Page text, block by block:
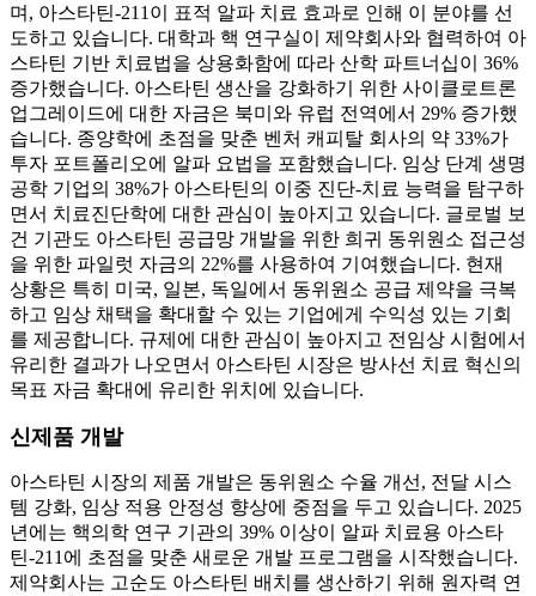
며, 아스타틴-211이 표적 알파 치료 효과로 인해 이 분야를 선
도하고 있습니다. 대학과 핵 연구실이 제약회사와 협력하여 아
스타틴 기반 치료법을 상용화함에 따라 산학 파트너십이 36%
증가했습니다. 아스타틴 생산을 강화하기 위한 사이클로트론
업그레이드에 대한 자금은 북미와 유럽 전역에서 29% 증가했
습니다. 종양학에 초점을 맞춘 벤처 캐피탈 회사의 약 33%가
투자 포트폴리오에 알파 요법을 포함했습니다. 임상 단계 생명
공학 기업의 38%가 아스타틴의 이중 진단-치료 능력을 탐구하
면서 치료진단학에 대한 관심이 높아지고 있습니다. 글로벌 보
건 기관도 아스타틴 공급망 개발을 위한 희귀 동위원소 접근성
을 위한 파일럿 자금의 22%를 사용하여 기여했습니다. 현재
상황은 특히 미국, 일본, 독일에서 동위원소 공급 제약을 극복
하고 임상 채택을 확대할 수 있는 기업에게 수익성 있는 기회
를 제공합니다. 규제에 대한 관심이 높아지고 전임상 시험에서
유리한 결과가 나오면서 아스타틴 시장은 방사선 치료 혁신의
목표 자금 확대에 유리한 위치에 있습니다.
신제품 개발
아스타틴 시장의 제품 개발은 동위원소 수율 개선, 전달 시스
템 강화, 임상 적용 안정성 향상에 중점을 두고 있습니다. 2025
년에는 핵의학 연구 기관의 39% 이상이 알파 치료용 아스타
틴-211에 초점을 맞춘 새로운 개발 프로그램을 시작했습니다.
제약회사는 고순도 아스타틴 배치를 생산하기 위해 원자력 연